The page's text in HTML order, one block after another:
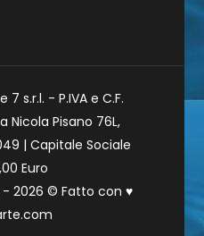
s.r.l. - P.IVA e C.F.
Nicola Pisano 76L,
| Capitale Sociale
Euro
2026 © Fatto con ♥